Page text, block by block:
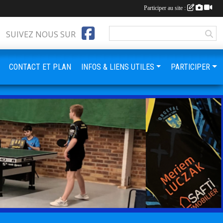
SUIVEZ NOUS SUR
CONTACT ET PLAN INFOS & LIENS UTILES PARTICIPER
Participer au site :